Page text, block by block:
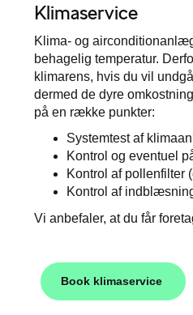
Klimaservice
Klima- og
behagelig temperatur.
klimarens, hvis du vil
dermed de dyre
på en række punkter:
Systemtest af
Kontrol og eventuel
Kontrol af pollenfilter
Kontrol af
Vi anbefaler, at du får
Book klimaservice